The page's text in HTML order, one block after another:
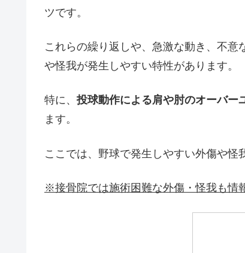
ツです。
これらの繰り返しや、急激な動き、不
や怪我が発生しやすい特性があります。
特に、投球動作による肩や肘のオーバー
ます。
ここでは、野球で発生しやすい外傷や怪
※接骨院では施術困難な外傷・怪我も情